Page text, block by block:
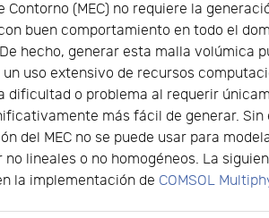
Contorno (MEC) no requiere la
buen comportamiento en todo el
hecho, generar esta malla volúmica
uso extensivo de recursos
dificultad o problema al requerir
más fácil de generar. Sin
del MEC no se puede usar para
lineales o no homogéneos. La
la implementación de COMSOL